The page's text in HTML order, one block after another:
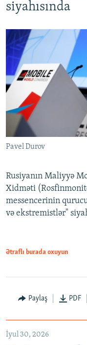
siyahısında
Pavel Durov
Rusiyanın Maliyyə
Xidməti
messencerinin
və ekstremistlər"
Ətraflı burada oxuyun
Paylaş PDF
İyul 30, 2026